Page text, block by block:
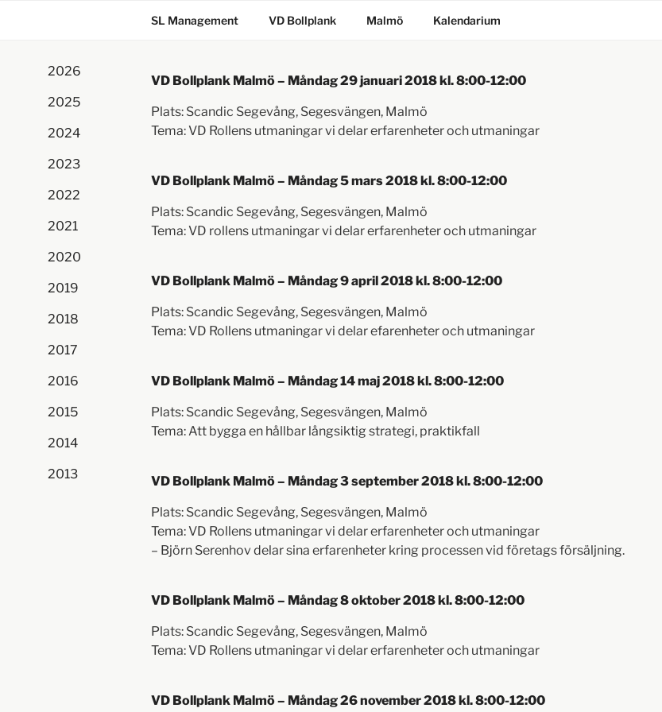
SL Management VD Bollplank Malmö Kalendarium
2026
2025
2024
2023
2022
2021
2020
2019
2018
2017
2016
2015
2014
2013
VD Bollplank Malmö – Måndag 29 januari 2018 kl. 8:00-12:00
Plats: Scandic Segevång, Segesvängen, Malmö
Tema: VD Rollens utmaningar vi delar erfarenheter och utmaningar
VD Bollplank Malmö – Måndag 5 mars 2018 kl. 8:00-12:00
Plats: Scandic Segevång, Segesvängen, Malmö
Tema: VD rollens utmaningar vi delar erfarenheter och utmaningar
VD Bollplank Malmö – Måndag 9 april 2018 kl. 8:00-12:00
Plats: Scandic Segevång, Segesvängen, Malmö
Tema: VD Rollens utmaningar vi delar efarenheter och utmaningar
VD Bollplank Malmö – Måndag 14 maj 2018 kl. 8:00-12:00
Plats: Scandic Segevång, Segesvängen, Malmö
Tema: Att bygga en hållbar långsiktig strategi, praktikfall
VD Bollplank Malmö – Måndag 3 september 2018 kl. 8:00-12:00
Plats: Scandic Segevång, Segesvängen, Malmö
Tema: VD Rollens utmaningar vi delar erfarenheter och utmaningar
– Björn Serenhov delar sina erfarenheter kring processen vid företags försäljning.
VD Bollplank Malmö – Måndag 8 oktober 2018 kl. 8:00-12:00
Plats: Scandic Segevång, Segesvängen, Malmö
Tema: VD Rollens utmaningar vi delar erfarenheter och utmaningar
VD Bollplank Malmö – Måndag 26 november 2018 kl. 8:00-12:00